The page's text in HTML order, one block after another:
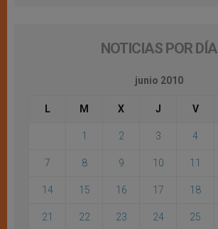
NOTICIAS POR DÍA
junio 2010
L M X J V
1 2 3 4
7 8 9 10 11
14 15 16 17 18
21 22 23 24 25